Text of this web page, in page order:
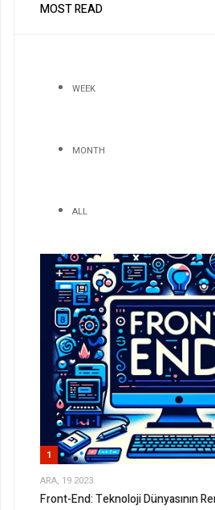
MOST READ
WEEK
MONTH
ALL
1
ARA, 19 2023
Front-End: Teknoloji Dünyasının